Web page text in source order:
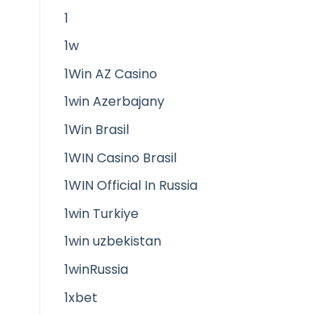
1
1w
1Win AZ Casino
1win Azerbajany
1Win Brasil
1WIN Casino Brasil
1WIN Official In Russia
1win Turkiye
1win uzbekistan
1winRussia
1xbet